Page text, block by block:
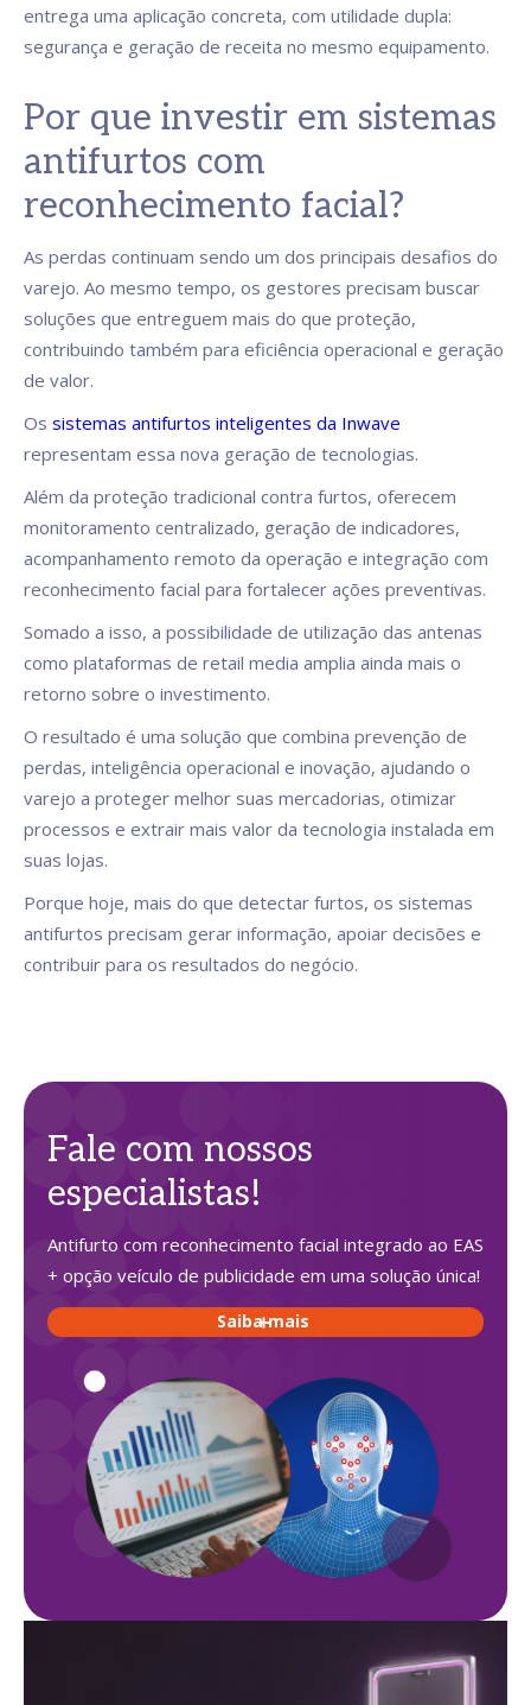
entrega uma aplicação concreta, com utilidade dupla:
segurança e geração de receita no mesmo equipamento.
Por que investir em sistemas
antifurtos com
reconhecimento facial?
As perdas continuam sendo um dos principais desafios do
varejo. Ao mesmo tempo, os gestores precisam buscar
soluções que entreguem mais do que proteção,
contribuindo também para eficiência operacional e geração
de valor.
Os sistemas antifurtos inteligentes da Inwave
representam essa nova geração de tecnologias.
Além da proteção tradicional contra furtos, oferecem
monitoramento centralizado, geração de indicadores,
acompanhamento remoto da operação e integração com
reconhecimento facial para fortalecer ações preventivas.
Somado a isso, a possibilidade de utilização das antenas
como plataformas de retail media amplia ainda mais o
retorno sobre o investimento.
O resultado é uma solução que combina prevenção de
perdas, inteligência operacional e inovação, ajudando o
varejo a proteger melhor suas mercadorias, otimizar
processos e extrair mais valor da tecnologia instalada em
suas lojas.
Porque hoje, mais do que detectar furtos, os sistemas
antifurtos precisam gerar informação, apoiar decisões e
contribuir para os resultados do negócio.
Fale com nossos
especialistas!
Antifurto com reconhecimento facial integrado ao EAS
+ opção veículo de publicidade em uma solução única!
Saiba mais